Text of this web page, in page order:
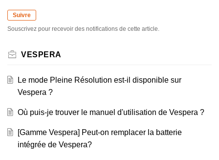
Suivre
Souscrivez pour recevoir des notifications de cette article.
VESPERA
Le mode Pleine Résolution est-il disponible sur
Vespera ?
Où puis-je trouver le manuel d'utilisation de Vespera ?
[Gamme Vespera] Peut-on remplacer la batterie
intégrée de Vespera?